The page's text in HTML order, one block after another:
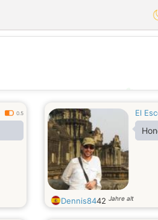
💖
0.5 El
Dennis8442 Jahre alt